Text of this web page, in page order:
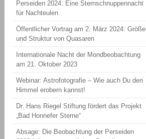
Perseiden 2024: Eine Sternschnuppennacht
für Nachteulen
Öffentlicher Vortrag am 2. März 2024: Größe
und Struktur von Quasaren
Internationale Nacht der Mondbeobachtung
am 21. Oktober 2023
Webinar: Astrofotografie – Wie auch Du den
Himmel erobern kannst!
Dr. Hans Riegel Stiftung fördert das Projekt
„Bad Honnefer Sterne“
Absage: Die Beobachtung der Perseiden